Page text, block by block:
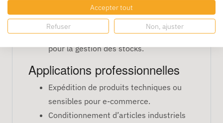
matériels industriels et objets
volumineux.
Livrée encolis de 20 unités, pratique
pour la gestion des stocks.
Applications professionnelles
Expédition de produits techniques ou
sensibles pour e-commerce.
Conditionnement d’articles industriels
Accepter tout
Refuser Non, ajuster